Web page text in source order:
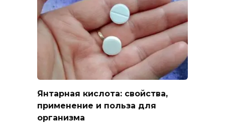
Янтарная кислота: свойства,
применение и польза для
организма